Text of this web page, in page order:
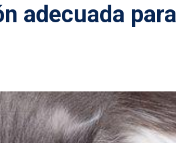
adecuada para